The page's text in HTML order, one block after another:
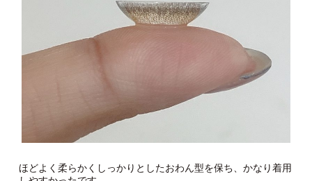
ほどよく柔らかくしっかりとしたおわん型を保ち、かなり着用